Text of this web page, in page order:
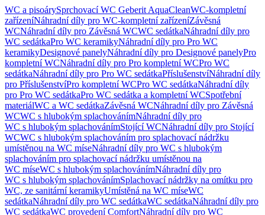
WC a pisoárySprchovací WC Geberit AquaCleanWC-kompletní
zařízeníNáhradní díly pro WC-kompletní zařízeníZávěsná
WCNáhradní díly pro Závěsná WCWC sedátkaNáhradní díly pro
WC sedátkaPro WC keramikyNáhradní díly pro Pro WC
keramikyDesignové panelyNáhradní díly pro Designové panelyPro
kompletní WCNáhradní díly pro Pro kompletní WCPro WC
sedátkaNáhradní díly pro Pro WC sedátkaPříslušenstvíNáhradní díly
pro PříslušenstvíPro kompletní WCPro WC sedátkaNáhradní díly
pro Pro WC sedátkaPro WC sedátka a kompletní WCSpotřební
materiálWC a WC sedátkaZávěsná WCNáhradní díly pro Závěsná
WCWC s hlubokým splachovánímNáhradní díly pro
WC s hlubokým splachovánímStojící WCNáhradní díly pro Stojící
WCWC s hlubokým splachováním pro splachovací nádržku
umístěnou na WC míseNáhradní díly pro WC s hlubokým
splachováním pro splachovací nádržku umístěnou na
WC míseWC s hlubokým splachovánímNáhradní díly pro
WC s hlubokým splachovánímSplachovací nádržky na omítku pro
WC, ze sanitární keramikyUmístěná na WC míseWC
sedátkaNáhradní díly pro WC sedátkaWC sedátkaNáhradní díly pro
WC sedátkaWC provedení ComfortNáhradní díly pro WC